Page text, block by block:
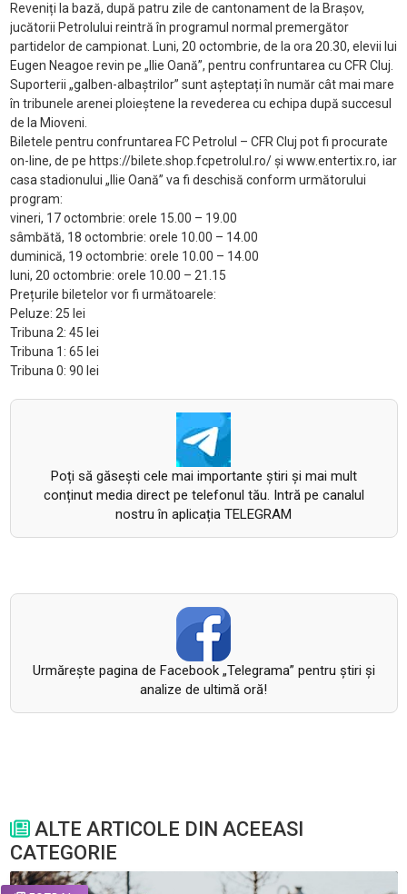
Reveniți la bază, după patru zile de cantonament de la Brașov,
jucătorii Petrolului reintră în programul normal premergător
partidelor de campionat. Luni, 20 octombrie, de la ora 20.30, elevii lui
Eugen Neagoe revin pe „Ilie Oană”, pentru confruntarea cu CFR Cluj.
Suporterii „galben-albaștrilor” sunt așteptați în număr cât mai mare
în tribunele arenei ploieștene la revederea cu echipa după succesul
de la Mioveni.
Biletele pentru confruntarea FC Petrolul – CFR Cluj pot fi procurate
on-line, de pe https://bilete.shop.fcpetrolul.ro/ și www.entertix.ro, iar
casa stadionului „Ilie Oană” va fi deschisă conform următorului
program:
vineri, 17 octombrie: orele 15.00 – 19.00
sâmbătă, 18 octombrie: orele 10.00 – 14.00
duminică, 19 octombrie: orele 10.00 – 14.00
luni, 20 octombrie: orele 10.00 – 21.15
Prețurile biletelor vor fi următoarele:
Peluze: 25 lei
Tribuna 2: 45 lei
Tribuna 1: 65 lei
Tribuna 0: 90 lei
Poți să găsești cele mai importante știri și mai mult
conținut media direct pe telefonul tău. Intră pe canalul
nostru în aplicația TELEGRAM
Urmăreşte pagina de Facebook „Telegrama” pentru ştiri şi
analize de ultimă oră!
ALTE ARTICOLE DIN ACEEASI
CATEGORIE